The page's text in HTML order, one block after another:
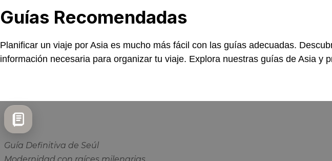
Guías Recomendadas
Planificar un viaje por Asia es mucho más fácil con las guías adecuadas.
información necesaria para organizar tu viaje. Explora nuestras guías de Asia y
Guía Definitiva de Seúl